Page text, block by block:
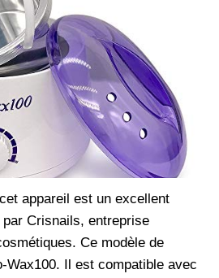
appareil est un excellent
Crisnails, entreprise
Ce modèle de
Wax100. Il est compatible avec